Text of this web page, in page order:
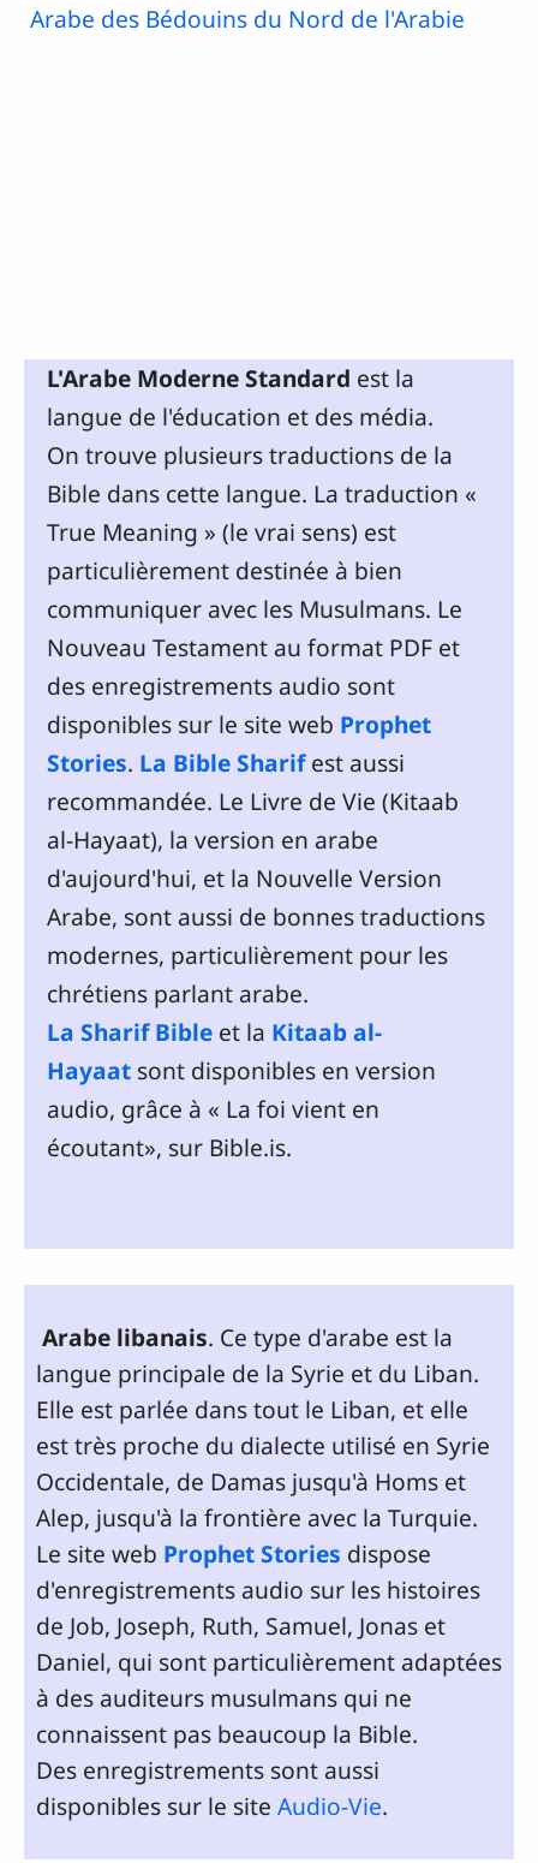
Arabe des Bédouins du Nord de l'Arabie
L'Arabe Moderne Standard est la
langue de l'éducation et des média.
On trouve plusieurs traductions de la
Bible dans cette langue. La traduction «
True Meaning » (le vrai sens) est
particulièrement destinée à bien
communiquer avec les Musulmans. Le
Nouveau Testament au format PDF et
des enregistrements audio sont
disponibles sur le site web Prophet
Stories. La Bible Sharifest aussi
recommandée. Le Livre de Vie (Kitaab
al-Hayaat), la version en arabe
d'aujourd'hui, et la Nouvelle Version
Arabe, sont aussi de bonnes traductions
modernes, particulièrement pour les
chrétiens parlant arabe.
La Sharif Bible et la Kitaab al-
Hayaat sont disponibles en version
audio, grâce à « La foi vient en
écoutant», sur Bible.is.
Arabe libanais. Ce type d'arabe est la
langue principale de la Syrie et du Liban.
Elle est parlée dans tout le Liban, et elle
est très proche du dialecte utilisé en Syrie
Occidentale, de Damas jusqu'à Homs et
Alep, jusqu'à la frontière avec la Turquie.
Le site web Prophet Stories dispose
d'enregistrements audio sur les histoires
de Job, Joseph, Ruth, Samuel, Jonas et
Daniel, qui sont particulièrement adaptées
à des auditeurs musulmans qui ne
connaissent pas beaucoup la Bible.
Des enregistrements sont aussi
disponibles sur le site Audio-Vie.